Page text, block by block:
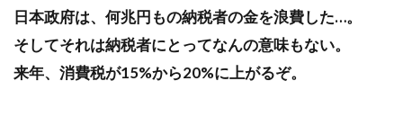
日本政府は、何兆円もの納税者の金を浪費した…。
そしてそれは納税者にとってなんの意味もない。
来年、消費税が15%から20%に上がるぞ。